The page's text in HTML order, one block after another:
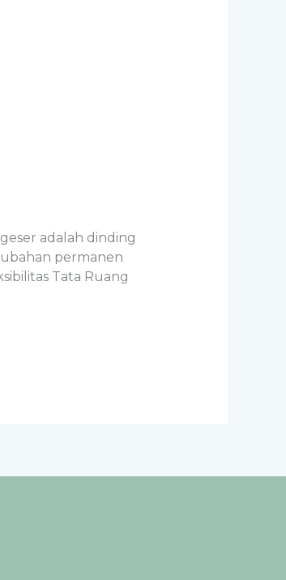
adalah dinding
permanen
Tata Ruang